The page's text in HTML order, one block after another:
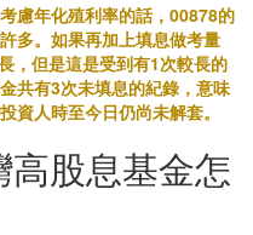
慮年化殖利率的話，00878的
多。如果再加上填息做考量
，但是這是受到有1次較長的
共有3次未填息的紀錄，意味
資人時至今日仍尚未解套。
股息基金怎